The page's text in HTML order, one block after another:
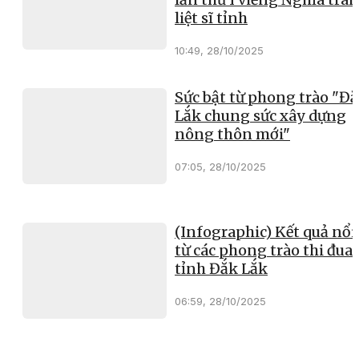
liệt sĩ tỉnh
10:49, 28/10/2025
Sức bật từ phong trào
Lắk chung sức xây dựng
nông thôn mới"
07:05, 28/10/2025
(Infographic) Kết quả nổi
từ các phong trào thi đua
tỉnh Đắk Lắk
06:59, 28/10/2025